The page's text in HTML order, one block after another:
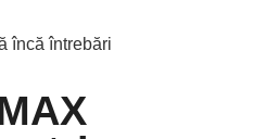
încă întrebări